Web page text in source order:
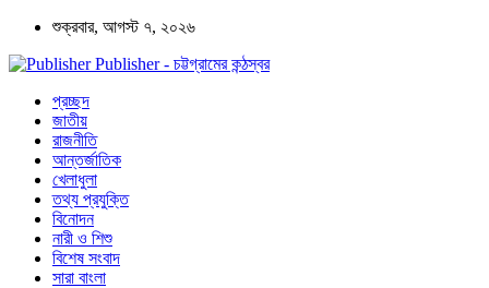
শুক্রবার, আগস্ট ৭, ২০২৬
Publisher - চট্টগ্রামের কন্ঠস্বর
প্রচ্ছদ
জাতীয়
রাজনীতি
আন্তর্জাতিক
খেলাধুলা
তথ্য প্রযুক্তি
বিনোদন
নারী ও শিশু
বিশেষ সংবাদ
সারা বাংলা